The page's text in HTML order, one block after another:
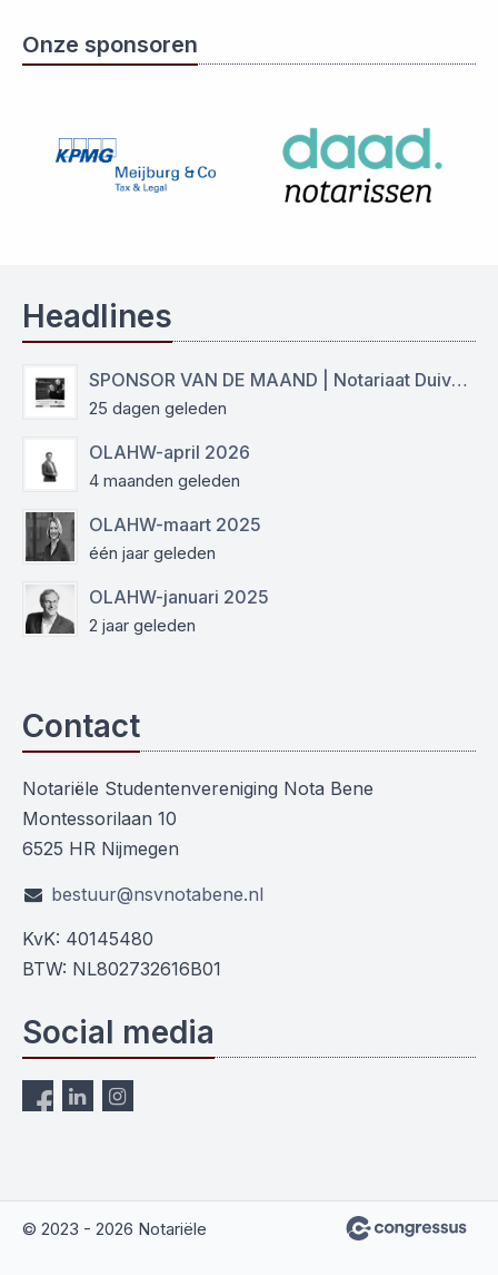
Onze sponsoren
Headlines
SPONSOR VAN DE MAAND | Notariaat Duiven Westervoort
25 dagen geleden
OLAHW-april 2026
4 maanden geleden
OLAHW-maart 2025
één jaar geleden
OLAHW-januari 2025
2 jaar geleden
Contact
Notariële Studentenvereniging Nota Bene
Montessorilaan 10
6525 HR Nijmegen
bestuur@nsvnotabene.nl
KvK: 40145480
BTW: NL802732616B01
Social media
© 2023 - 2026 Notariële